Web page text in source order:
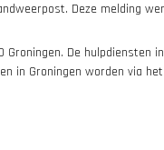
Deze melding
De hulpdiensten
in Groningen worden via